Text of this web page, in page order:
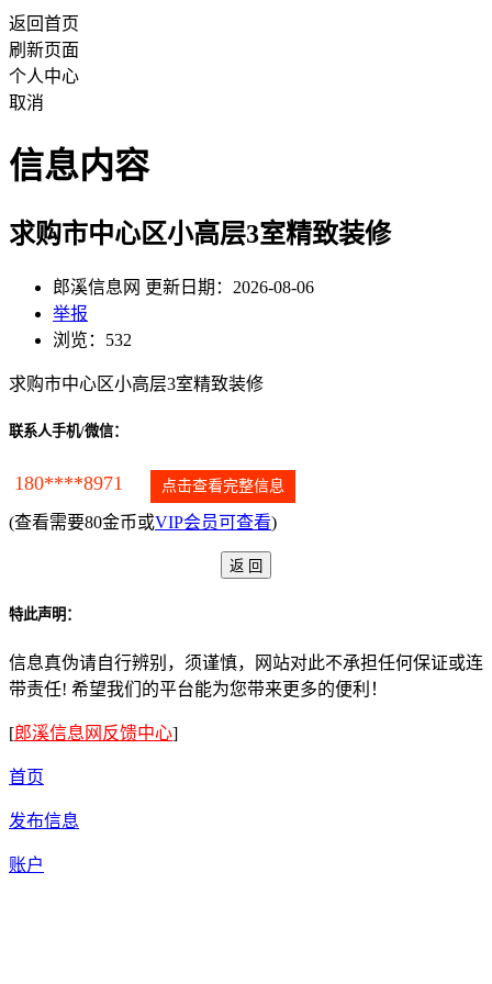
返回首页
刷新页面
个人中心
取消
信息内容
求购市中心区小高层3室精致装修
郎溪信息网 更新日期：2026-08-06
举报
浏览：532
求购市中心区小高层3室精致装修
联系人手机/微信：
180****8971 点击查看完整信息
(查看需要80金币或VIP会员可查看)
特此声明：
信息真伪请自行辨别，须谨慎，网站对此不承担任何保证或连
带责任! 希望我们的平台能为您带来更多的便利！
[郎溪信息网反馈中心]
首页
发布信息
账户